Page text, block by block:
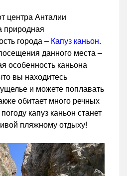
центра Анталии
природная
города – Капуз каньон.
данного места –
особенность каньона
вы находитесь
и можете поплавать
обитает много речных
капуз каньон станет
пляжному отдыху!